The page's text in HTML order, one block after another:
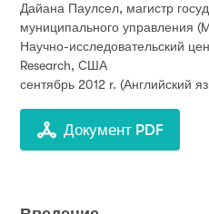
Дайана Паулсел, магистр
муниципального управления
Научно-исследовательский
Research, США
сентябрь 2012 r. (Английский
Документ PDF